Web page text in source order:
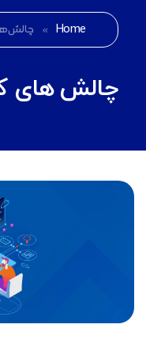
Home
» چالش
چالش های